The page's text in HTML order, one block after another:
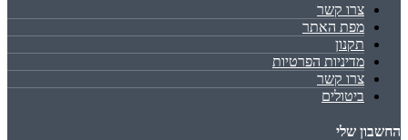
צרו קשר
מפת האתר
תקנון
מדיניות הפרטיות
צרו קשר
ביטולים
החשבון שלי